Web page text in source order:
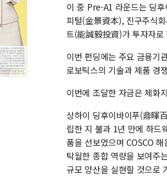
이 중 Pre-A1 라운드는 딩
피털(金景資本), 진구주식
트(能誠毅投資)가 투자자로
이번 펀딩에는 주요 금융기
로보틱스의 기술과 제품 경
이번에 조달한 자금은 체화
상하이 딩후이바이푸(鼎暉
립한 지 불과 1년 만에 하드
품을 선보였으며 COSCO
탁월한 종합 역량을 보여주
규모 양산을 실현할 것으로